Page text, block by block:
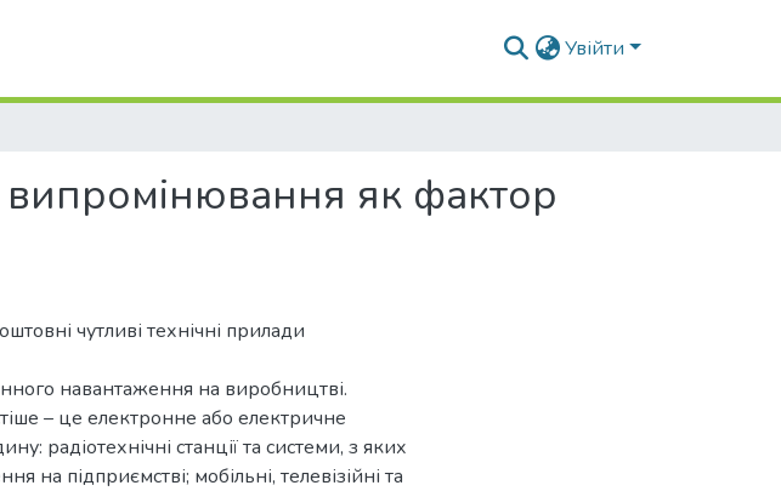
Увійти
випромінювання як фактор
чутливі технічні прилади
навантаження на виробництві.
– це електронне або електричне
радіотехнічні станції та системи, з яких
на підприємстві; мобільні, телевізійні та